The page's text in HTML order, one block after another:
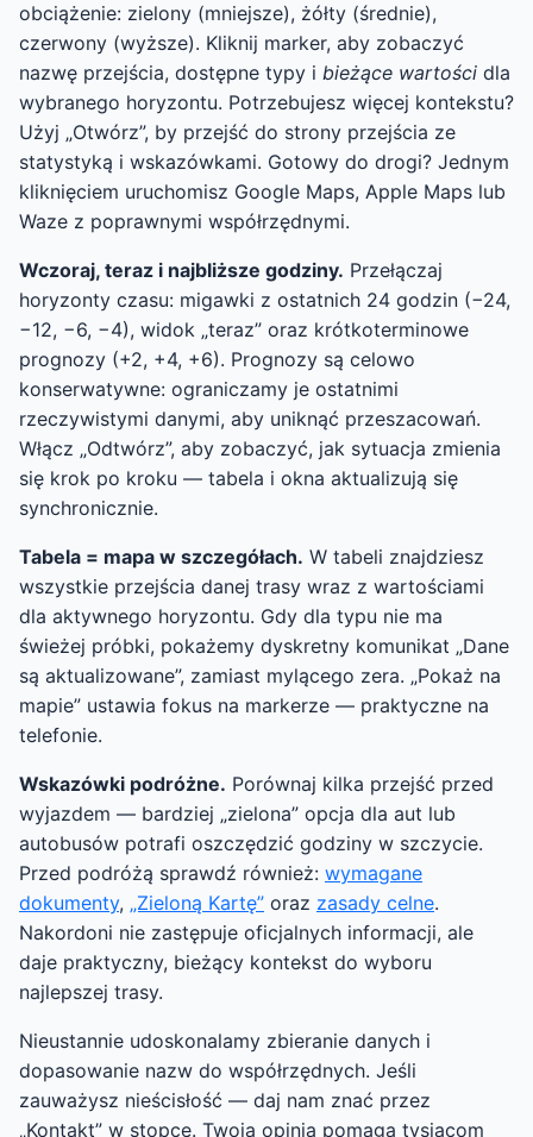
obciążenie: zielony (mniejsze), żółty (średnie),
czerwony (wyższe). Kliknij marker, aby zobaczyć
nazwę przejścia, dostępne typy i bieżące wartości dla
wybranego horyzontu. Potrzebujesz więcej kontekstu?
Użyj „Otwórz”, by przejść do strony przejścia ze
statystyką i wskazówkami. Gotowy do drogi? Jednym
kliknięciem uruchomisz Google Maps, Apple Maps lub
Waze z poprawnymi współrzędnymi.
Wczoraj, teraz i najbliższe godziny. Przełączaj
horyzonty czasu: migawki z ostatnich 24 godzin (−24,
−12, −6, −4), widok „teraz” oraz krótkoterminowe
prognozy (+2, +4, +6). Prognozy są celowo
konserwatywne: ograniczamy je ostatnimi
rzeczywistymi danymi, aby uniknąć przeszacowań.
Włącz „Odtwórz”, aby zobaczyć, jak sytuacja zmienia
się krok po kroku — tabela i okna aktualizują się
synchronicznie.
Tabela = mapa w szczegółach. W tabeli znajdziesz
wszystkie przejścia danej trasy wraz z wartościami
dla aktywnego horyzontu. Gdy dla typu nie ma
świeżej próbki, pokażemy dyskretny komunikat „Dane
są aktualizowane”, zamiast mylącego zera. „Pokaż na
mapie” ustawia fokus na markerze — praktyczne na
telefonie.
Wskazówki podróżne. Porównaj kilka przejść przed
wyjazdem — bardziej „zielona” opcja dla aut lub
autobusów potrafi oszczędzić godziny w szczycie.
Przed podróżą sprawdź również: wymagane
dokumenty, „Zieloną Kartę” oraz zasady celne.
Nakordoni nie zastępuje oficjalnych informacji, ale
daje praktyczny, bieżący kontekst do wyboru
najlepszej trasy.
Nieustannie udoskonalamy zbieranie danych i
dopasowanie nazw do współrzędnych. Jeśli
zauważysz nieścisłość — daj nam znać przez
„Kontakt” w stopce. Twoja opinia pomaga tysiącom